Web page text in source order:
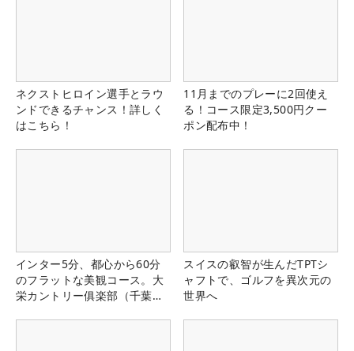
ネクストヒロイン選手とラウ
ンドできるチャンス！詳しく
はこちら！
11月までのプレーに2回使え
る！コース限定3,500円クー
ポン配布中！
インター5分、都心から60分
のフラットな美観コース。大
栄カントリー俱楽部（千葉
スイスの叡智が生んだTPTシ
ャフトで、ゴルフを異次元の
世界へ